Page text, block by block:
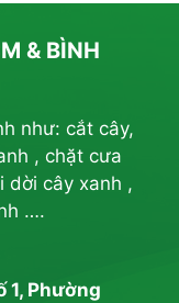
& BÌNH
như: cắt cây,
, chặt cưa
dời cây xanh ,
….
1, Phường